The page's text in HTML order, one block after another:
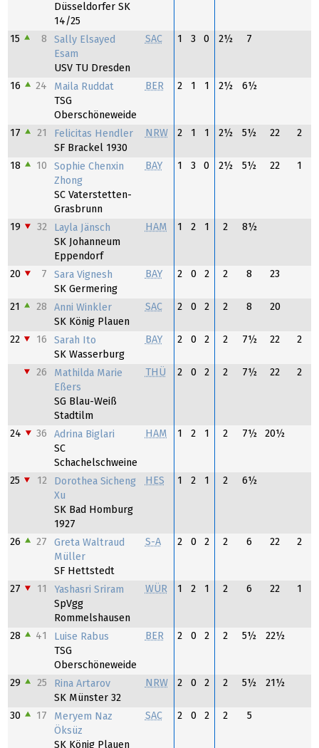
Düsseldorfer SK
14/25
15 8
Sally Elsayed
Esam
USV TU Dresden
SAC 1 3 0 2½ 7
16 24
Maila Ruddat
TSG
Oberschöneweide
BER 2 1 1 2½ 6½
17 21
Felicitas Hendler
SF Brackel 1930
NRW 2 1 1 2½ 5½ 22 2
18 10
Sophie Chenxin
Zhong
SC Vaterstetten-
Grasbrunn
BAY 1 3 0 2½ 5½ 22 1
19 32
Layla Jänsch
SK Johanneum
Eppendorf
HAM 1 2 1 2 8½
20 7
Sara Vignesh
SK Germering
BAY 2 0 2 2 8 23
21 28
Anni Winkler
SK König Plauen
SAC 2 0 2 2 8 20
22 16
Sarah Ito
SK Wasserburg
BAY 2 0 2 2 7½ 22 2
26
Mathilda Marie
Eßers
SG Blau-Weiß
Stadtilm
THÜ 2 0 2 2 7½ 22 2
24 36
Adrina Biglari
SC
Schachelschweine
HAM 1 2 1 2 7½ 20½
25 12
Dorothea Sicheng
Xu
SK Bad Homburg
1927
HES 1 2 1 2 6½
26 27
Greta Waltraud
Müller
SF Hettstedt
S-A 2 0 2 2 6 22 2
27 11
Yashasri Sriram
SpVgg
Rommelshausen
WÜR 1 2 1 2 6 22 1
28 41
Luise Rabus
TSG
Oberschöneweide
BER 2 0 2 2 5½ 22½
29 25
Rina Artarov
SK Münster 32
NRW 2 0 2 2 5½ 21½
30 17
Meryem Naz
Öksüz
SK König Plauen
SAC 2 0 2 2 5